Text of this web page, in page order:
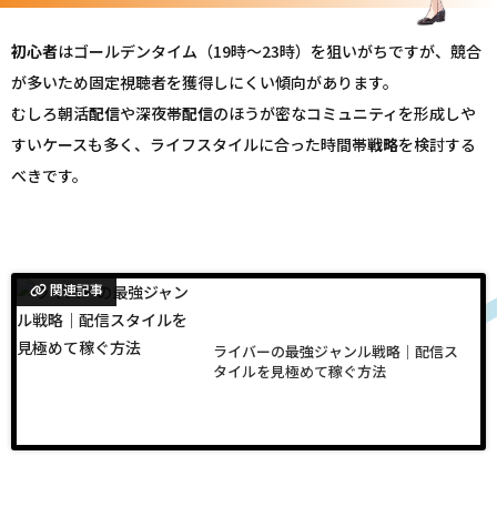
初心者はゴールデンタイム（19時〜23時）を狙いがちですが、競合
が多いため固定視聴者を獲得しにくい傾向があります。
むしろ朝活配信や深夜帯配信のほうが密なコミュニティを形成しや
すいケースも多く、ライフスタイルに合った時間帯戦略を検討する
べきです。
関連記事
ライバーの最強ジャンル戦略｜配信ス
タイルを見極めて稼ぐ方法